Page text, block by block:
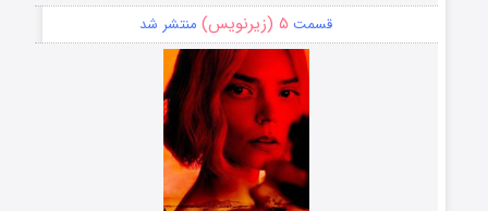
قسمت ۵ (زیرنویس) منتشر شد